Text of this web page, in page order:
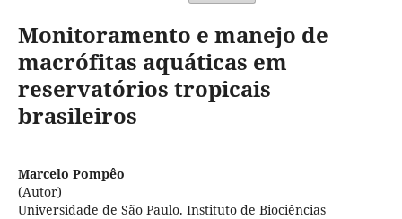
Monitoramento e manejo de
macrófitas aquáticas em
reservatórios tropicais
brasileiros
Marcelo Pompêo
(Autor)
Universidade de São Paulo. Instituto de Biociências